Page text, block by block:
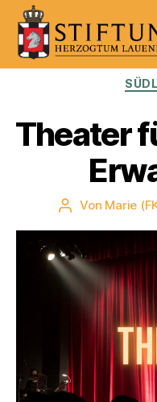
Kulturportal
Herzogtum
Lauenburg
Theater
Beitragsautor
Von Marie